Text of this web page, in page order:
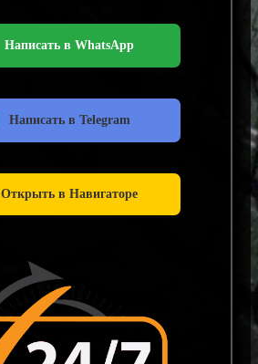
Написать в WhatsApp
Написать в Telegram
Открыть в Навигаторе